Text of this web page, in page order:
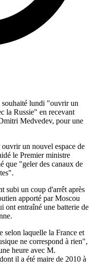
lundi "ouvrir un
la Russie" en recevant
Medvedev, pour une
un nouvel espace de
le Premier ministre
que "geler des canaux de
subi un coup d'arrêt après
apporté par Moscou
ont entraîné une batterie de
selon laquelle la France et
ne correspond à rien",
heure avec M.
il a été maire de 2010 à